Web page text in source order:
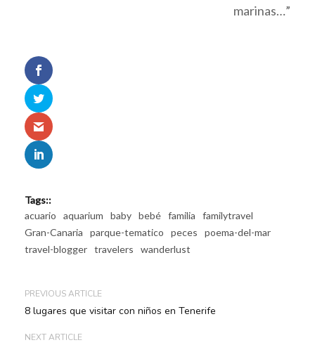
marinas…”
Tags::
acuario
aquarium baby bebé familia
familytravel
Gran-Canaria
parque-tematico peces
poema-del-mar
travel-blogger travelers wanderlust
PREVIOUS ARTICLE
8 lugares que visitar con niños en Tenerife
NEXT ARTICLE